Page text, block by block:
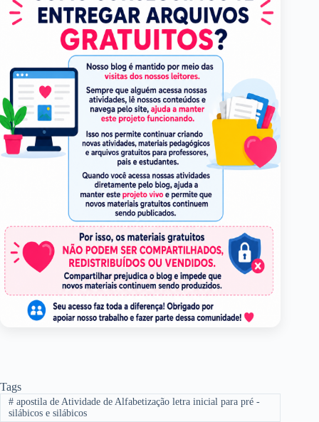
Tags
#apostila de Atividade de Alfabetização letra inicial para pré -
silábicos e silábicos